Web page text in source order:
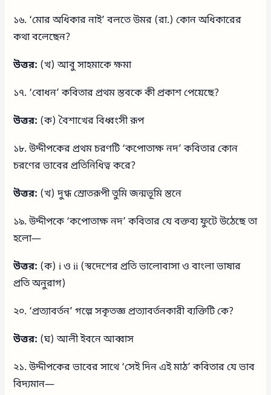
১৬. ‘মোর অধিকার নাই’ বলতে উমর (রা.) কোন অধিকারের
কথা বলেছেন?
উত্তর: (খ) আবু সাহমাকে ক্ষমা
১৭. ‘বোধন’ কবিতার প্রথম স্তবকে কী প্রকাশ পেয়েছে?
উত্তর: (ক) বৈশাখের বিধ্বংসী রূপ
১৮. উদ্দীপকের প্রথম চরণটি ‘কপোতাক্ষ নদ’ কবিতার কোন
চরণের ভাবের প্রতিনিধিত্ব করে?
উত্তর: (খ) দুগ্ধ স্রোতরূপী তুমি জন্মভূমি স্তনে
১৯. উদ্দীপকে ‘কপোতাক্ষ নদ’ কবিতার যে বক্তব্য ফুটে উঠেছে তা
হলো—
উত্তর: (ক) i ও ii (স্বদেশের প্রতি ভালোবাসা ও বাংলা ভাষার
প্রতি অনুরাগ)
২০. ‘প্রত্যাবর্তন’ গল্পে সকৃতজ্ঞ প্রত্যাবর্তনকারী ব্যক্তিটি কে?
উত্তর: (ঘ) আলী ইবনে আব্বাস
২১. উদ্দীপকের ভাবের সাথে ‘সেই দিন এই মাঠ’ কবিতার যে ভাব
বিদ্যমান—